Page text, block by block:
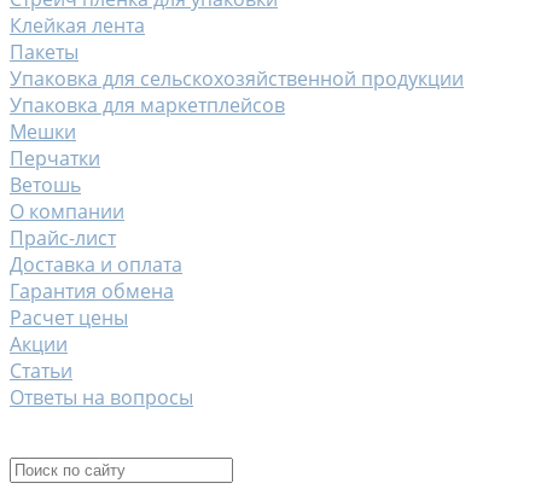
Клейкая лента
Пакеты
Упаковка для сельскохозяйственной продукции
Упаковка для маркетплейсов
Мешки
Перчатки
Ветошь
О компании
Прайс-лист
Доставка и оплата
Гарантия обмена
Расчет цены
Акции
Статьи
Ответы на вопросы